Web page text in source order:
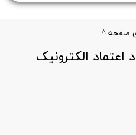
صفحه ^
اعتماد الکترونیک